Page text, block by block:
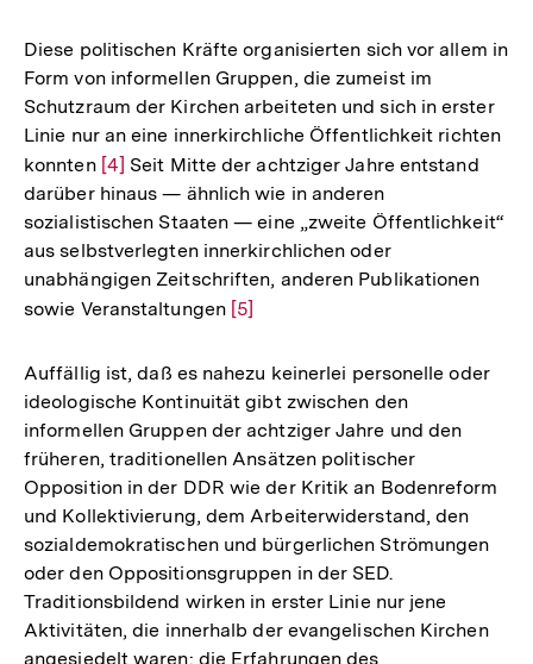
Diese politischen Kräfte organisierten sich vor allem in
Form von informellen Gruppen, die zumeist im
Schutzraum der Kirchen arbeiteten und sich in erster
Linie nur an eine innerkirchliche Öffentlichkeit richten
konnten Zur
Auflösung
der
Fußnote
[4] Seit Mitte der achtziger Jahre entstand
darüber hinaus — ähnlich wie in anderen
sozialistischen Staaten — eine „zweite Öffentlichkeit“
aus selbstverlegten innerkirchlichen oder
unabhängigen Zeitschriften, anderen Publikationen
sowie Veranstaltungen Zur
der
Fußnote
[5]
Auffällig ist, daß es nahezu keinerlei personelle oder
ideologische Kontinuität gibt zwischen den
informellen Gruppen der achtziger Jahre und den
früheren, traditionellen Ansätzen politischer
Opposition in der DDR wie der Kritik an Bodenreform
und Kollektivierung, dem Arbeiterwiderstand, den
sozialdemokratischen und bürgerlichen Strömungen
oder den Oppositionsgruppen in der SED.
Traditionsbildend wirken in erster Linie nur jene
Aktivitäten, die innerhalb der evangelischen Kirchen
angesiedelt waren: die Erfahrungen des